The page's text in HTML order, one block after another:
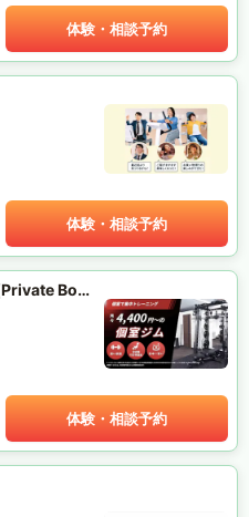
体験・相談予約
体験・相談予約
プライベートボックスフィット (Private Box Fit)
体験・相談予約